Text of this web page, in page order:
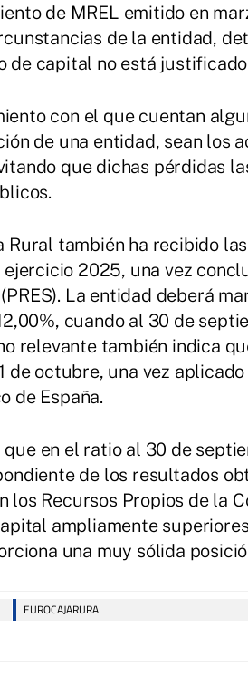
de MREL emitido en
de la entidad,
de capital no está
con el que cuentan
de una entidad, sean los
que dichas pérdidas
Rural también ha recibido
2025, una vez
La entidad deberá
cuando al 30 de
relevante también indica
de octubre, una vez
de España.
en el ratio al 30 de
de los resultados
los Recursos Propios de la
ampliamente
una muy sólida
EUROCAJARURAL